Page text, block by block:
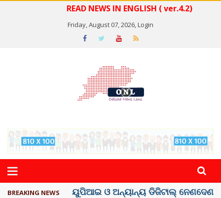
READ NEWS IN ENGLISH ( ver.4.2)
Friday, August 07, 2026,Login
BREAKING NEWS ତଣ୍ଡ ଗଣିବା ମେଟା, ଦେବ ୫ ହଜାର କୋଟିର